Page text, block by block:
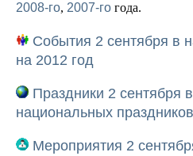
2008-го, 2007-го года.
События 2 сентября в
на 2012 год
Праздники 2 сентября
национальных
Мероприятия 2